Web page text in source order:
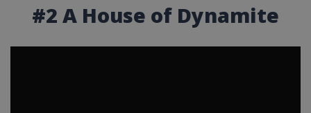
#2 A House of Dynamite